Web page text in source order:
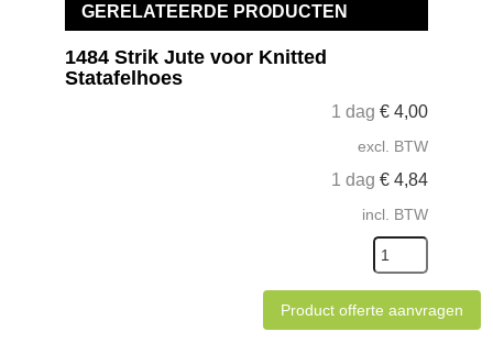
GERELATEERDE PRODUCTEN
1484 Strik Jute voor Knitted
Statafelhoes
1 dag € 4,00
excl. BTW
1 dag € 4,84
incl. BTW
Product offerte aanvragen